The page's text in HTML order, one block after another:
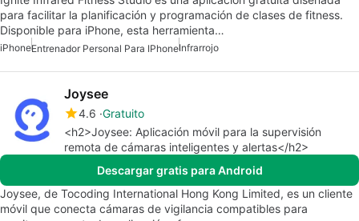
para facilitar la planificación y programación de clases de fitness.
Disponible para iPhone, esta herramienta…
iPhoneEntrenador Personal Para IPhoneInfrarrojo
Joysee
4.6 Gratuito
<h2>Joysee: Aplicación móvil para la supervisión
remota de cámaras inteligentes y alertas</h2>
Descargar gratis para Android
Joysee, de Tocoding International Hong Kong Limited, es un cliente
móvil que conecta cámaras de vigilancia compatibles para